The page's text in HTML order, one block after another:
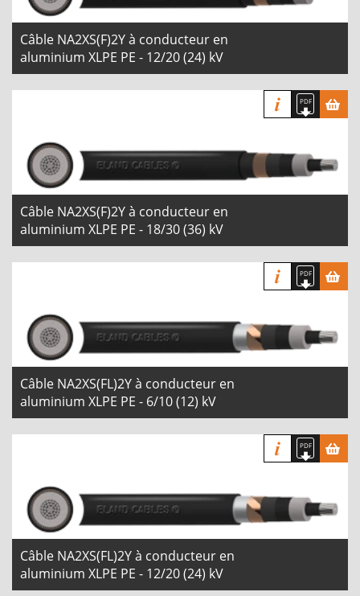
Câble NA2XS(F)2Y à conducteur en
aluminium XLPE PE - 12/20 (24) kV
Câble NA2XS(F)2Y à conducteur en
aluminium XLPE PE - 18/30 (36) kV
Câble NA2XS(FL)2Y à conducteur en
aluminium XLPE PE - 6/10 (12) kV
Câble NA2XS(FL)2Y à conducteur en
aluminium XLPE PE - 12/20 (24) kV